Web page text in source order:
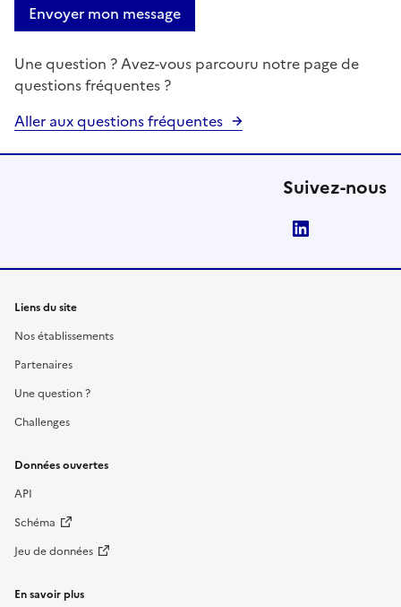
Envoyer mon message
Une question ? Avez-vous parcouru notre page de
questions fréquentes ?
Aller aux questions fréquentes
Suivez-nous
Liens du site
Nos établissements
Partenaires
Une question ?
Challenges
Données ouvertes
API
Schéma
Jeu de données
En savoir plus